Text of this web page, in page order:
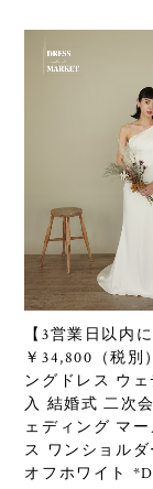
【3営業日以内
￥34,800（税別
ングドレス ウ
入 結婚式 二次
ェディング マ
ス ワンショル
オフホワイト